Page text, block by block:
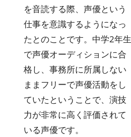
を音読する際、声優という
仕事を意識するようになっ
たとのことです。中学2年生
で声優オーディションに合
格し、事務所に所属しない
ままフリーで声優活動をし
ていたということで、演技
力が非常に高く評価されて
いる声優です。